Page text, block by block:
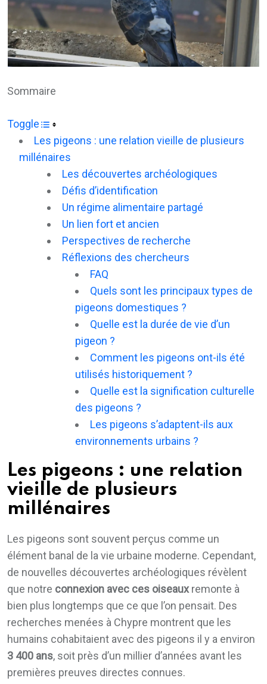
Sommaire
Toggle
Les pigeons : une relation vieille de plusieurs
millénaires
Les découvertes archéologiques
Défis d’identification
Un régime alimentaire partagé
Un lien fort et ancien
Perspectives de recherche
Réflexions des chercheurs
FAQ
Quels sont les principaux types de
pigeons domestiques ?
Quelle est la durée de vie d’un
pigeon ?
Comment les pigeons ont-ils été
utilisés historiquement ?
Quelle est la signification culturelle
des pigeons ?
Les pigeons s’adaptent-ils aux
environnements urbains ?
Les pigeons : une relation
vieille de plusieurs
millénaires
Les pigeons sont souvent perçus comme un
élément banal de la vie urbaine moderne. Cependant,
de nouvelles découvertes archéologiques révèlent
que notre connexion avec ces oiseauxremonte à
bien plus longtemps que ce que l’on pensait. Des
recherches menées à Chypre montrent que les
humains cohabitaient avec des pigeons il y a environ
3 400 ans, soit près d’un millier d’années avant les
premières preuves directes connues.